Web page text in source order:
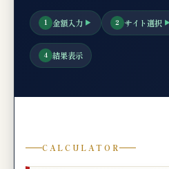
STAGE 2（創業2〜3
行準備期
STAGE 3（創業3〜5
資移行期
選択肢拡大期
ィング・GoodPlus）
1 金額入力 ▶ 2 サイト選択 ▶
4 結果表示
CALCULATOR